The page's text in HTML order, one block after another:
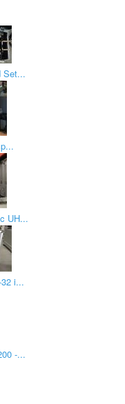
Set...
UH...
i...
-...